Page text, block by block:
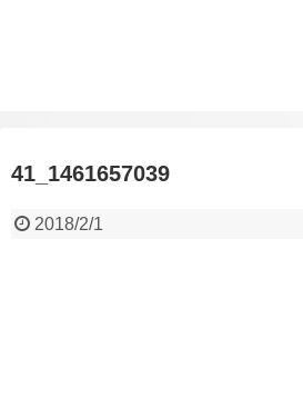
41_1461657039
2018/2/1